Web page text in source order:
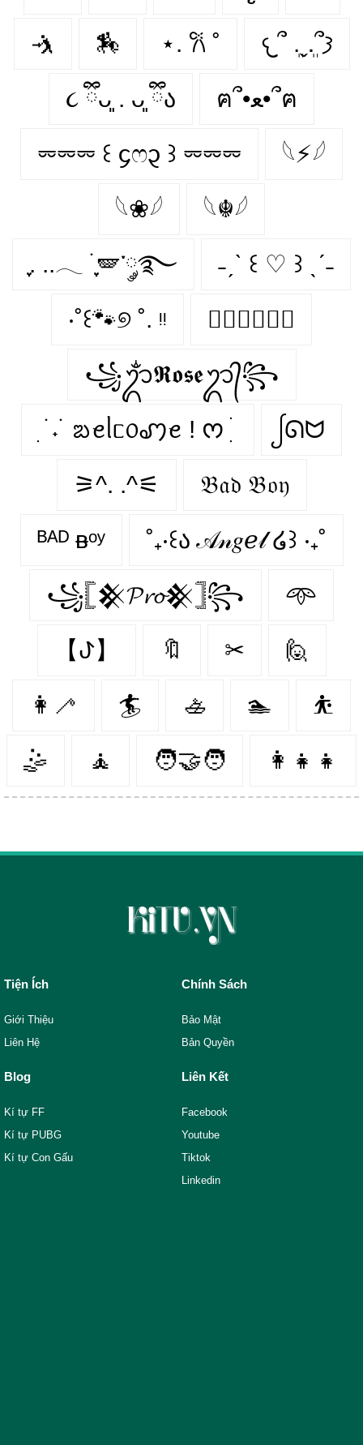
🤺 🏇 ⋆. 𐙚 ˚ 𐔌՞ ܸ.ˬ.ܸ՞𐦯
૮ ྀིᴗ͈ . ᴗ͈ ྀིა ฅ՞•ﻌ•՞ฅ
⏔⏔⏔ ꒰ ᧔ෆ᧓ ꒱ ⏔⏔⏔ 𓆩⚡𓆪
𓆩❀𓆪 𓆩☬𓆪
ִֶָ. ..𓂃 ࣪ ִֶָ🪽་༘࿐ ˗ˏˋ ꒰ ♡ ꒱ ˎˊ˗
‧˚꒰🐾୭ ˚. ᵎᵎ ♛⃝𝑲𝒊𝒏𝒈
꧁ᬊᬁ𝕽𝖔𝖘𝖊ᬊ᭄꧂
ִ ࣪ ˖ ࣪ ᨰꫀᥣᥴ᥆ꩇꫀ ! ᰔ ִ ׄ ᩭᘏᗢ
⚞^. .^⚟ 𝔅𝔞𝔡 𝔅𝔬𝔶
ᴮᴬᴰ ᴃᵒʸ ˚₊‧꒰ა 𝒜𝓃𝑔ℯ𝓁 ໒꒱ ‧₊˚
꧁𓊈𒆜𝓟𝓻𝓸𒆜𓊉꧂ 𖥸
【ꚠ】 🔖 ✂ 🙋‍
👩‍🦯️ 🏄‍ 🚣‍ 🏊‍ ⛹️‍
🤹‍ 🧘‍ 🧑‍🤝‍🧑 👩‍👧‍👧
Tiện Ích
Giới Thiệu
Liên Hệ
Chính Sách
Bảo Mật
Bản Quyền
Blog
Kí tự FF
Kí tự PUBG
Kí tự Con Gấu
Liên Kết
Facebook
Youtube
Tiktok
Linkedin